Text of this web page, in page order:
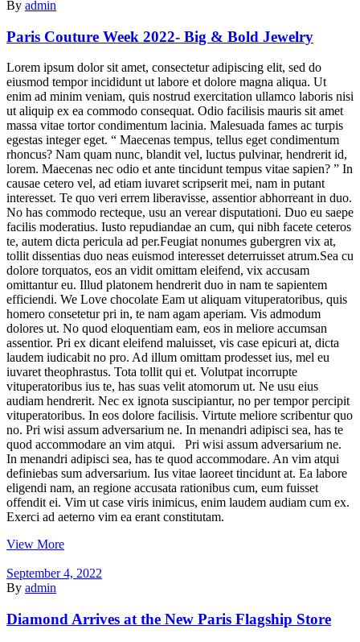
By admin
Paris Couture Week 2022- Big & Bold Jewelry
Lorem ipsum dolor sit amet, consectetur adipiscing elit, sed do
eiusmod tempor incididunt ut labore et dolore magna aliqua. Ut
enim ad minim veniam, quis nostrud exercitation ullamco laboris nisi
ut aliquip ex ea commodo consequat. Odio facilisis mauris sit amet
massa vitae tortor condimentum lacinia. Malesuada fames ac turpis
egestas integer eget. “ Maecenas tempus, tellus eget condimentum
rhoncus? Nam quam nunc, blandit vel, luctus pulvinar, hendrerit id,
lorem. Maecenas nec odio et ante tincidunt tempus vitae sapien? ” In
causae cetero vel, ad etiam iuvaret scripserit mei, nam in putant
interesset. Te quo veri errem liberavisse, assentior abhorreant in duo.
No has commodo recteque, usu an verear disputationi. Duo eu saepe
facilis moderatius. Iusto repudiandae an cum, qui nibh facete ceteros
te, autem dicta pericula ad per.Feugiat nonumes gubergren vix at,
tollit dissentias duo neas euismod interesset deterruisset atrum.Sea cu
dolore torquatos, eos an vidit omittam eleifend, vix accusam
omittantur eu. Illud platonem hendrerit duo in nam te sapientem
efficiendi. We Love chocolate Eam ut aliquam vituperatoribus, quis
homero consetetur pri in, te nam agam aperiam. Vis admodum
dolores ut. No quod eloquentiam eam, eos in meliore accumsan
assentior. Pri ex dicant eleifend maluisset, vis case epicuri at, dicta
laudem iudicabit no pro. Ad illum omittam prodesset ius, mel eu
iuvaret theophrastus. Tota tollit qui et. Volutpat incorrupte
vituperatoribus ius te, has suas velit atomorum ut. Ne usu eius
audiam hendrerit. Nec ex ignota suscipiantur, no per tempor percipit
vituperatoribus. In eos dolore facilisis. Virtute meliore scribentur quo
no. Pri wisi assum adversarium ne. In menandri adipisci sea, has te
quod accommodare an vim atqui. Pri wisi assum adversarium ne.
In menandri adipisci sea, has te quod accommodare. An vim atqui
definiebas sum adversarium. Ius vitae laoreet tincidunt at. Ea labore
eligendi nam, an regione accusata rationibus cum, eum fuisset
offendit ei. Vim ut case viris inimicus, enim laudem audiam cum ex.
Exerci ad aeterno vim ea erant constitutam.
View More
September 4, 2022
By admin
Diamond Arrives at the New Paris Flagship Store